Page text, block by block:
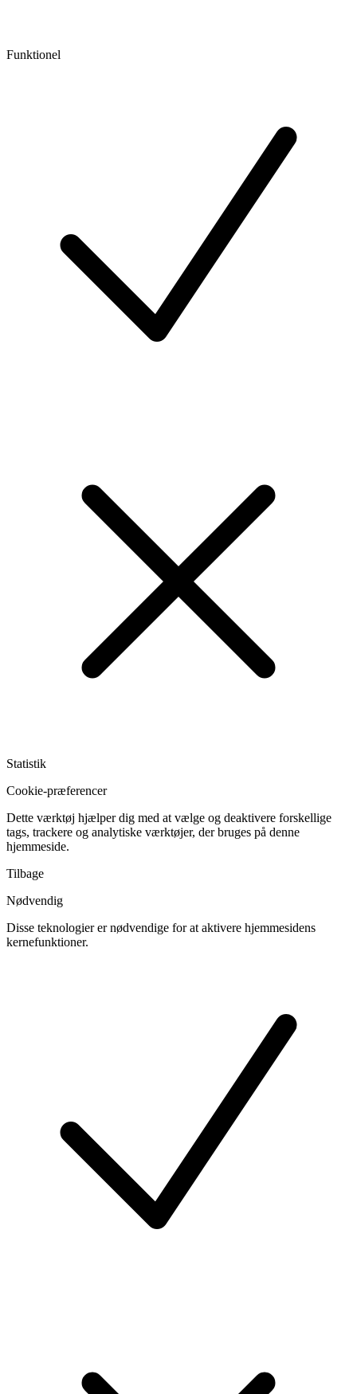
Funktionel
Statistik
Cookie-præferencer
Dette værktøj hjælper dig med at vælge og deaktivere forskellige
tags, trackere og analytiske værktøjer, der bruges på denne
hjemmeside.
Tilbage
Nødvendig
Disse teknologier er nødvendige for at aktivere hjemmesidens
kernefunktioner.